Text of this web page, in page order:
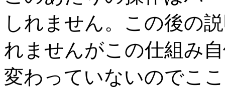
しれません。この後の
れませんがこの仕組み
変わっていないのでこ